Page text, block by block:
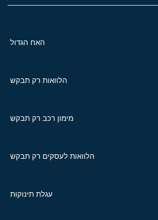
האח הגדול
הלוואות רק תבקש
מימון רכב רק תבקש
הלוואות לעסקים רק תבקש
עגלת תינוקות